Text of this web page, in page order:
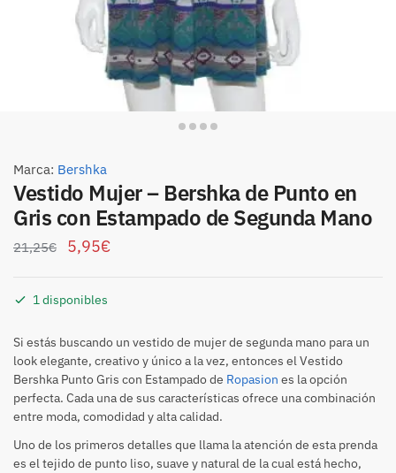
Marca: Bershka
Vestido Mujer – Bershka de Punto en
Gris con Estampado de Segunda Mano
21,25€ 5,95€
1 disponibles
Si estás buscando un vestido de mujer de segunda mano para un
look elegante, creativo y único a la vez, entonces el Vestido
Bershka Punto Gris con Estampado de Ropasion es la opción
perfecta. Cada una de sus características ofrece una combinación
entre moda, comodidad y alta calidad.
Uno de los primeros detalles que llama la atención de esta prenda
es el tejido de punto liso, suave y natural de la cual está hecho,